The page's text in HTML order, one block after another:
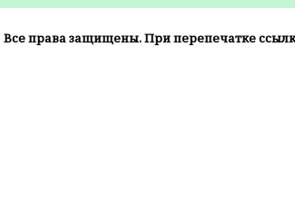
Все права защищены. При перепечатке